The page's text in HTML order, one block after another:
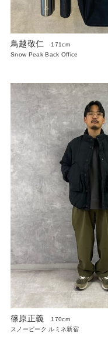
鳥越敬仁
171cm
Snow Peak Back Office
篠原正義
170cm
スノーピーク ルミネ新宿